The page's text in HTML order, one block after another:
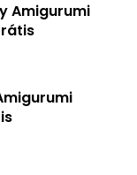
Amigurumi